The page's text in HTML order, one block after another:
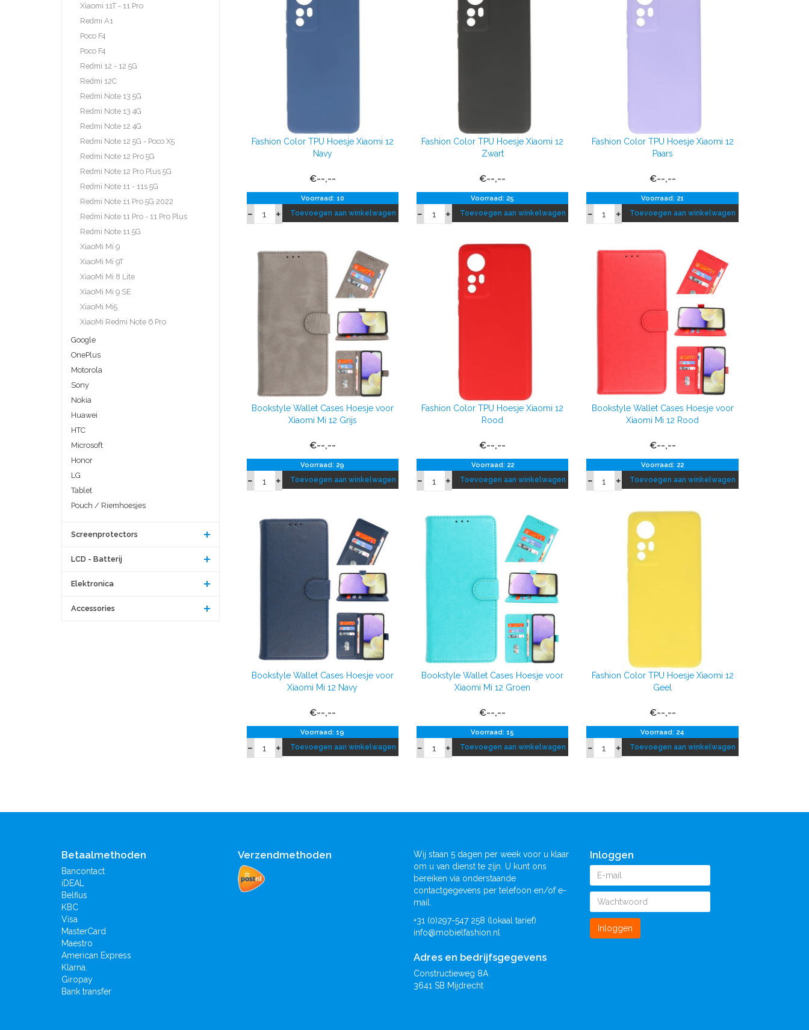
Xiaomi 11T - 11 Pro
Redmi A1
Poco F4
Poco F4
Redmi 12 - 12 5G
Redmi 12C
Redmi Note 13 5G
Redmi Note 13 4G
Redmi Note 12 4G
Redmi Note 12 5G - Poco X5
Redmi Note 12 Pro 5G
Redmi Note 12 Pro Plus 5G
Redmi Note 11 - 11s 5G
Redmi Note 11 Pro 5G 2022
Redmi Note 11 Pro - 11 Pro Plus
Redmi Note 11 5G
XiaoMi Mi 9
XiaoMi Mi 9T
XiaoMi Mi 8 Lite
XiaoMi Mi 9 SE
XiaoMi Mi5
XiaoMi Redmi Note 6 Pro
Google
OnePlus
Motorola
Sony
Nokia
Huawei
HTC
Microsoft
Honor
LG
Tablet
Pouch / Riemhoesjes
Screenprotectors
LCD - Batterij
Elektronica
Accessories
Fashion Color TPU Hoesje Xiaomi 12
Navy
€--,--
Voorraad: 10
Toevoegen aan winkelwagen
Fashion Color TPU Hoesje Xiaomi 12
Zwart
€--,--
Voorraad: 25
Toevoegen aan winkelwagen
Fashion Color TPU Hoesje Xiaomi 12
Paars
€--,--
Voorraad: 21
Toevoegen aan winkelwagen
Bookstyle Wallet Cases Hoesje voor
Xiaomi Mi 12 Grijs
€--,--
Voorraad: 29
Toevoegen aan winkelwagen
Fashion Color TPU Hoesje Xiaomi 12
Rood
€--,--
Voorraad: 22
Toevoegen aan winkelwagen
Bookstyle Wallet Cases Hoesje voor
Xiaomi Mi 12 Rood
€--,--
Voorraad: 22
Toevoegen aan winkelwagen
Bookstyle Wallet Cases Hoesje voor
Xiaomi Mi 12 Navy
€--,--
Voorraad: 19
Toevoegen aan winkelwagen
Bookstyle Wallet Cases Hoesje voor
Xiaomi Mi 12 Groen
€--,--
Voorraad: 15
Toevoegen aan winkelwagen
Fashion Color TPU Hoesje Xiaomi 12
Geel
€--,--
Voorraad: 24
Toevoegen aan winkelwagen
Betaalmethoden
Bancontact
iDEAL
Belfius
KBC
Visa
MasterCard
Maestro
American Express
Klarna.
Giropay
Bank transfer
Verzendmethoden
Wij staan 5 dagen per week voor u klaar
om u van dienst te zijn. U kunt ons
bereiken via onderstaande
contactgegevens per telefoon en/of e-
mail.
+31 (0)297-547 258 (lokaal tarief)
info@mobielfashion.nl
Adres en bedrijfsgegevens
Constructieweg 8A
3641 SB Mijdrecht
Inloggen
Inloggen